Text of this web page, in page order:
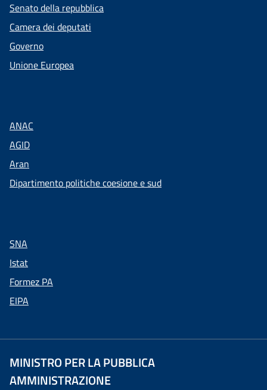
Senato della repubblica
Camera dei deputati
Governo
Unione Europea
ANAC
AGID
Aran
Dipartimento politiche coesione e sud
SNA
Istat
Formez PA
EIPA
MINISTRO PER LA PUBBLICA
AMMINISTRAZIONE